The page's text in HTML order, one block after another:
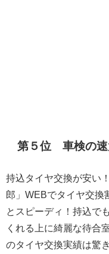
第５位 車検の速
持込タイヤ交換が安い
郎」WEBでタイヤ交換
とスピーディ！持込で
くれる上に綺麗な待合
のタイヤ交換実績は驚